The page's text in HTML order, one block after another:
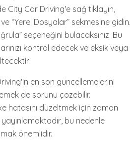
City Car Driving'e sağ tıklayın,
“Yerel Dosyalar” sekmesine gidin.
seçeneğini bulacaksınız. Bu
kontrol edecek ve eksik veya
en son güncellemelerini
de sorunu çözebilir.
hatasını düzeltmek için zaman
bu nedenle
önemlidir.